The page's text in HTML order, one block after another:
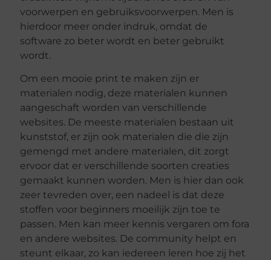
voorwerpen en gebruiksvoorwerpen. Men is
hierdoor meer onder indruk, omdat de
software zo beter wordt en beter gebruikt
wordt.
Om een mooie print te maken zijn er
materialen nodig, deze materialen kunnen
aangeschaft worden van verschillende
websites. De meeste materialen bestaan uit
kunststof, er zijn ook materialen die die zijn
gemengd met andere materialen, dit zorgt
ervoor dat er verschillende soorten creaties
gemaakt kunnen worden. Men is hier dan ook
zeer tevreden over, een nadeel is dat deze
stoffen voor beginners moeilijk zijn toe te
passen. Men kan meer kennis vergaren om fora
en andere websites. De community helpt en
steunt elkaar, zo kan iedereen leren hoe zij het